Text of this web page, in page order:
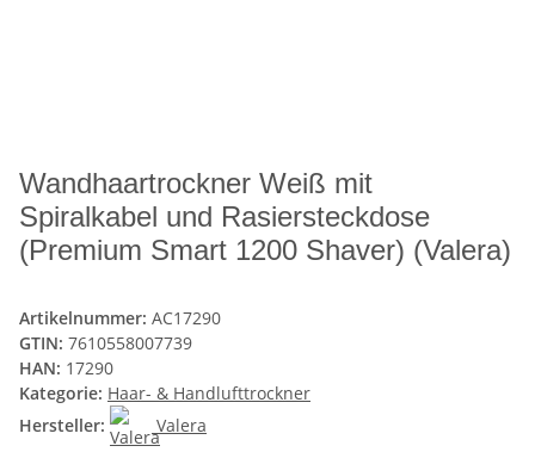
Wandhaartrockner Weiß mit
Spiralkabel und Rasiersteckdose
(Premium Smart 1200 Shaver) (Valera)
Artikelnummer: AC17290
GTIN: 7610558007739
HAN: 17290
Kategorie: Haar- & Handlufttrockner
Hersteller:
Valera